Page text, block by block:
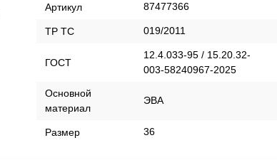
Артикул 87477366
ТР ТС 019/2011
ГОСТ
12.4.033-95 / 15.20.32-
003-58240967-2025
Оcновной
материал
ЭВА
Размер 36